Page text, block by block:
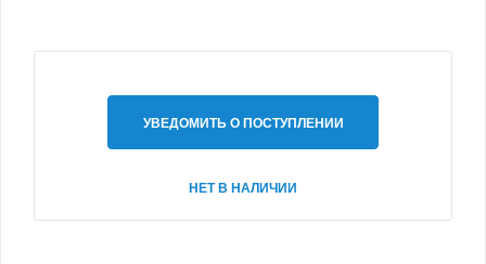
УВЕДОМИТЬ О ПОСТУПЛЕНИИ
НЕТ В НАЛИЧИИ